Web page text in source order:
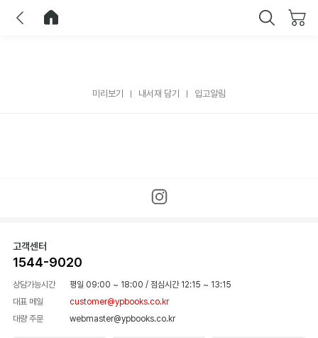
미리보기 내서재 담기 입고알림
고객센터
1544-9020
상담가능시간 평일 09:00 ~ 18:00 / 점심시간 12:15 ~ 13:15
대표 메일
customer@ypbooks.co.kr
대량 주문
webmaster@ypbooks.co.kr